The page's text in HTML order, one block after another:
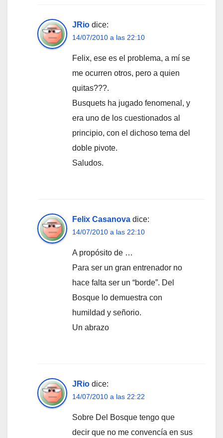
JRio dice:
14/07/2010 a las 22:10
Felix, ese es el problema, a mí se
me ocurren otros, pero a quien
quitas???.
Busquets ha jugado fenomenal, y
era uno de los cuestionados al
principio, con el dichoso tema del
doble pivote.
Saludos.
Felix Casanova dice:
14/07/2010 a las 22:10
A propósito de …
Para ser un gran entrenador no
hace falta ser un “borde”. Del
Bosque lo demuestra con
humildad y señorio.
Un abrazo
JRio dice:
14/07/2010 a las 22:22
Sobre Del Bosque tengo que
decir que no me convencía en sus